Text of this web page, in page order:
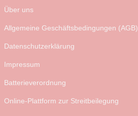
Über uns
Allgemeine Geschäftsbedingungen (AGB)
Datenschutzerklärung
Impressum
Batterieverordnung
Online-Plattform zur Streitbeilegung